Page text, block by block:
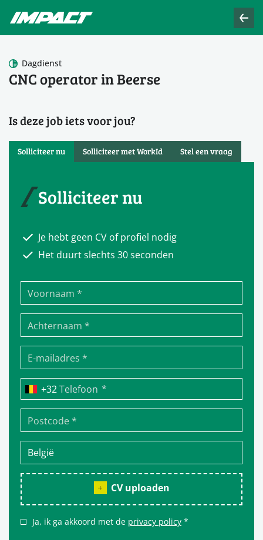
CNC operator in Beerse
Dagdienst
Is deze job iets voor jou?
Solliciteer nu Solliciteer met WorkId Stel een vraag
Solliciteer nu
Je hebt geen CV of profiel nodig
Het duurt slechts 30 seconden
Telefoon *
CV uploaden
Ja, ik ga akkoord met de privacy policy *